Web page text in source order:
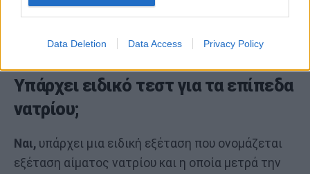
Data Deletion Data Access Privacy Policy
Υπάρχει ειδικό τεστ για τα επίπεδα
νατρίου;
Ναι, υπάρχει μια ειδική εξέταση που ονομάζεται
εξέταση αίματος νατρίου και η οποία μετρά την